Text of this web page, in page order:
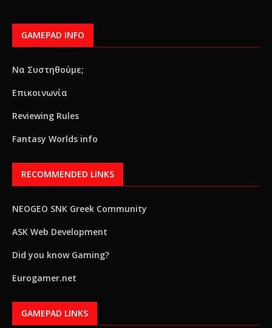
GAMEPAD INFO
Να Συστηθούμε;
Επικοινωνία
Reviewing Rules
Fantasy Worlds info
RECOMMENDED LINKS
NEOGEO SNK Greek Community
ASK Web Development
Did you know Gaming?
Eurogamer.net
GAMEPAD LINKS